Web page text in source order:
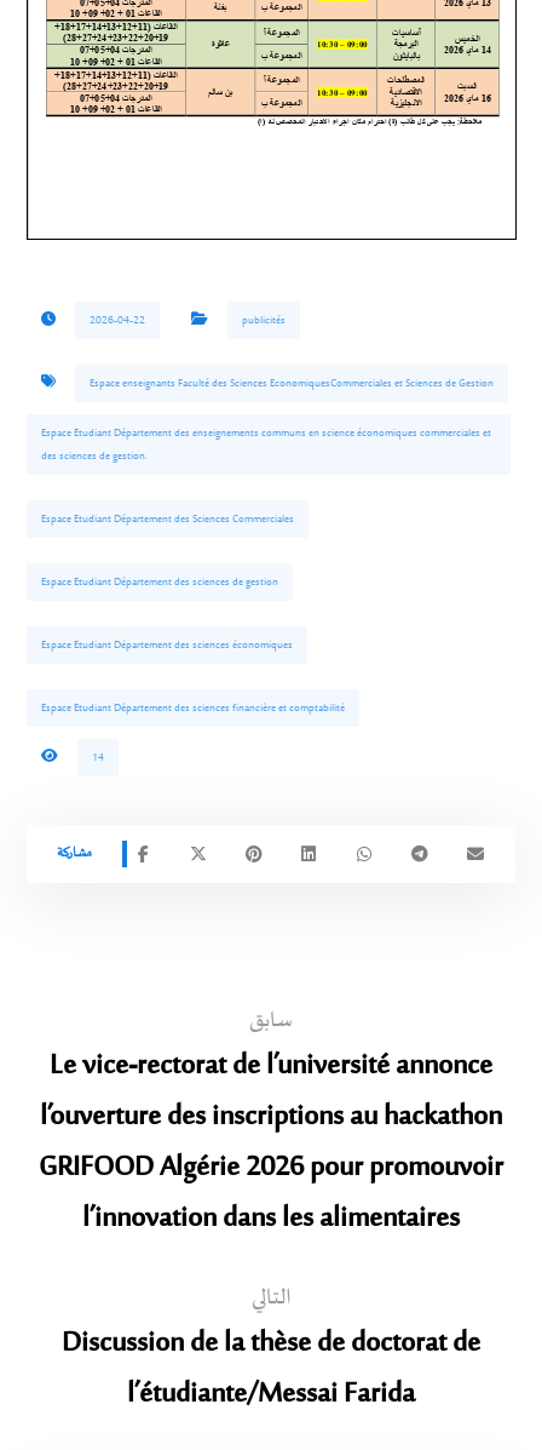
2026-04-22 publicités
Espace enseignants Faculté des Sciences EconomiquesCommerciales et Sciences de Gestion
Espace Etudiant Département des enseignements communs en science économiques commerciales et
des sciences de gestion.
Espace Etudiant Département des Sciences Commerciales
Espace Etudiant Département des sciences de gestion
Espace Etudiant Département des sciences économiques
Espace Etudiant Département des sciences financière et comptabilité
14
سابق
Le vice-rectorat de l’université annonce
l’ouverture des inscriptions au hackathon
GRIFOOD Algérie 2026 pour promouvoir
l’innovation dans les alimentaires
التالي
Discussion de la thèse de doctorat de
l’étudiante/Messai Farida